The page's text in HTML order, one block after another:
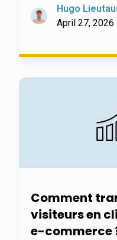
Hugo
April 27, 2026
Comment
visiteurs en
e-commerce